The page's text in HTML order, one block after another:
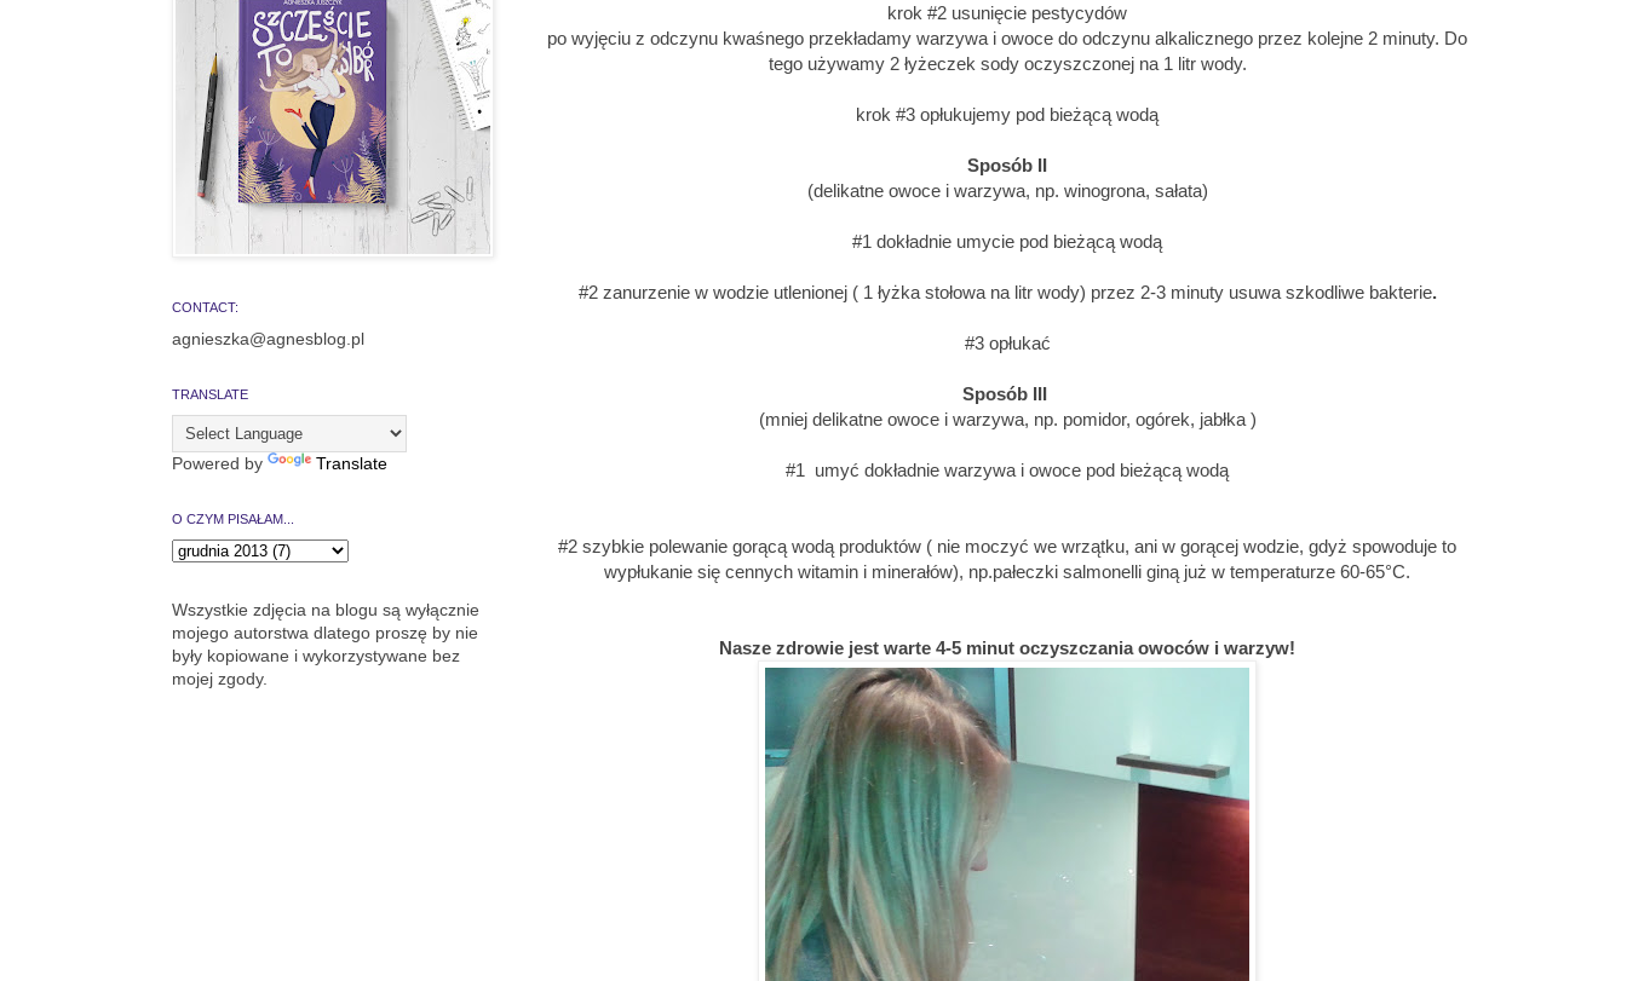
krok #2 usunięcie pestycydów
po wyjęciu z odczynu kwaśnego przekładamy warzywa i owoce do odczynu alkalicznego przez kolejne 2 minuty. Do
tego używamy 2 łyżeczek sody oczyszczonej na 1 litr wody.
krok #3 opłukujemy pod bieżącą wodą
Sposób II
(delikatne owoce i warzywa, np. winogrona, sałata)
#1 dokładnie umycie pod bieżącą wodą
#2 zanurzenie w wodzie utlenionej ( 1 łyżka stołowa na litr wody) przez 2-3 minuty usuwa szkodliwe bakterie.
#3 opłukać
Sposób III
(mniej delikatne owoce i warzywa, np. pomidor, ogórek, jabłka )
#1 umyć dokładnie warzywa i owoce pod bieżącą wodą
#2 szybkie polewanie gorącą wodą produktów ( nie moczyć we wrzątku, ani w gorącej wodzie, gdyż spowoduje to
wypłukanie się cennych witamin i minerałów), np.pałeczki salmonelli giną już w temperaturze 60-65°C.
Nasze zdrowie jest warte 4-5 minut oczyszczania owoców i warzyw!
CONTACT:
agnieszka@agnesblog.pl
TRANSLATE
Powered by Translate
O CZYM PISAŁAM...
Wszystkie zdjęcia na blogu są wyłącznie
mojego autorstwa dlatego proszę by nie
były kopiowane i wykorzystywane bez
mojej zgody.